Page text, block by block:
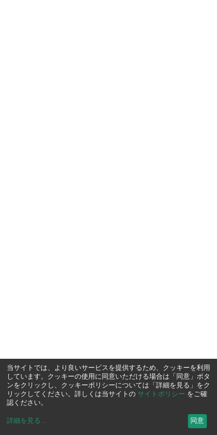
当サイトでは、より良いサービスを提供するため、クッキーを利用
しています。クッキーの使用に同意いただける場合は「同意」ボタ
ンをクリックし、クッキーポリシーについては「詳細を見る」をク
リックしてください。詳しくは当サイトの サイトポリシー をご確
認ください。
詳細を見る ... 同意